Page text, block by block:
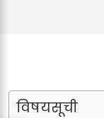
विषयसूची